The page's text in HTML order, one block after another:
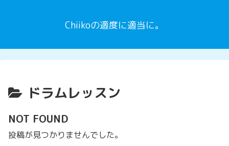
Chiikoの適度に適当に。
ドラムレッスン
NOT FOUND
投稿が見つかりませんでした。